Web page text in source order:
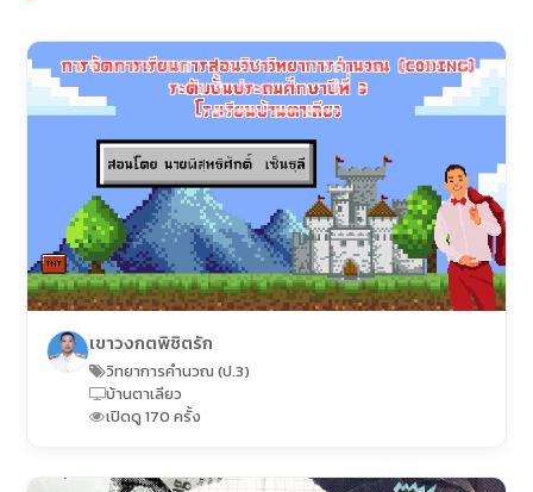
เขาวงกตพิชิตรัก
วิทยาการคำนวณ (ป.3)
บ้านตาเลียว
เปิดดู 170 ครั้ง